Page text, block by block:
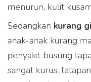
menurun, kulit
Sedangkan kurang
anak-anak kurang
penyakit busung
sangat kurus,